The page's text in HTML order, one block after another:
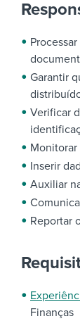
Garantir
Verificar
Inserir
Auxiliar
Reportar
Finanças